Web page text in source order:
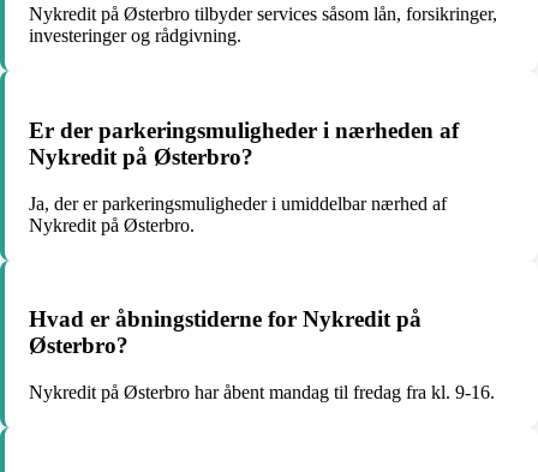
Nykredit på Østerbro tilbyder services såsom lån, forsikringer,
investeringer og rådgivning.
Er der parkeringsmuligheder i nærheden af
Nykredit på Østerbro?
Ja, der er parkeringsmuligheder i umiddelbar nærhed af
Nykredit på Østerbro.
Hvad er åbningstiderne for Nykredit på
Østerbro?
Nykredit på Østerbro har åbent mandag til fredag fra kl. 9-16.